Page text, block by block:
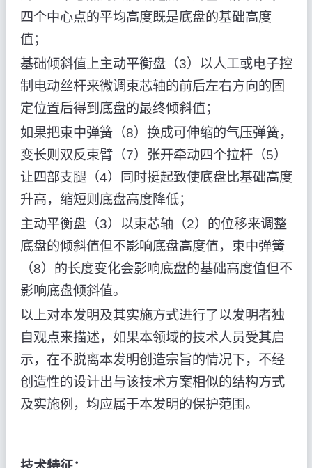
四个中心点的平均高度既是底盘的基础高度
值；
基础倾斜值上主动平衡盘（3）以人工或电子控
制电动丝杆来微调束芯轴的前后左右方向的固
定位置后得到底盘的最终倾斜值；
如果把束中弹簧（8）换成可伸缩的气压弹簧，
变长则双反束臂（7）张开牵动四个拉杆（5）
让四部支腿（4）同时挺起致使底盘比基础高度
升高，缩短则底盘高度降低；
主动平衡盘（3）以束芯轴（2）的位移来调整
底盘的倾斜值但不影响底盘高度值，束中弹簧
（8）的长度变化会影响底盘的基础高度值但不
影响底盘倾斜值。
以上对本发明及其实施方式进行了以发明者独
自观点来描述，如果本领域的技术人员受其启
示，在不脱离本发明创造宗旨的情况下，不经
创造性的设计出与该技术方案相似的结构方式
及实施例，均应属于本发明的保护范围。